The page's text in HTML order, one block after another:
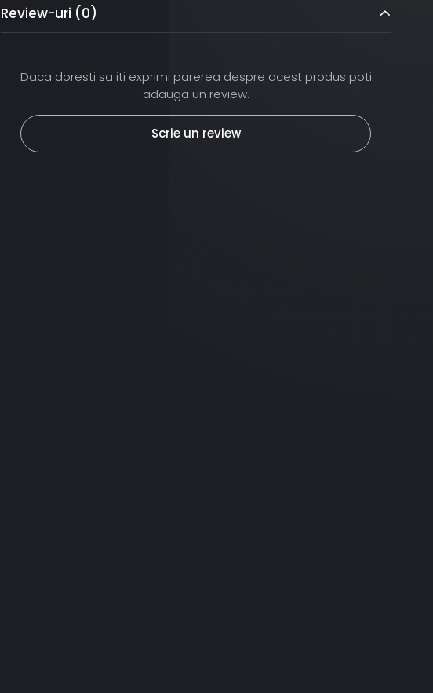
Review-uri (0)
Daca doresti sa iti exprimi parerea despre acest produs poti
adauga un review.
Scrie un review